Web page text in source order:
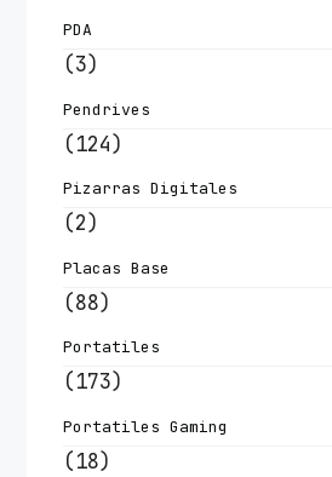
PDA
(3)
Pendrives
(124)
Pizarras Digitales
(2)
Placas Base
(88)
Portatiles
(173)
Portatiles Gaming
(18)